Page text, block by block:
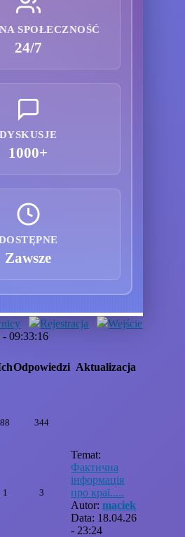
SPOŁECZNOŚĆ
24/7
DYSKUSJE
1000+
Zawsze
Rejestracja
Wejście
09:33:16
Odpowiedzi Aktualizacja
88 344
1 3
Temat:
Фактична
інформація
про краї.....
Autor:maciek
Data: 18.04.26
- 23:24